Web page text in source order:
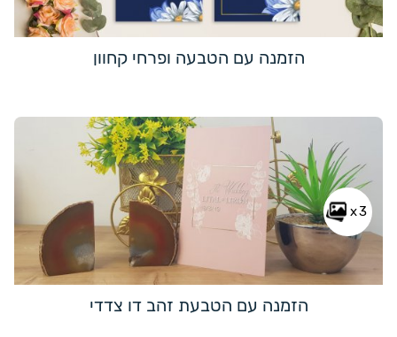
הזמנה עם הטבעה ופרחי קחוון
x3
הזמנה עם הטבעת זהב דו צדדי